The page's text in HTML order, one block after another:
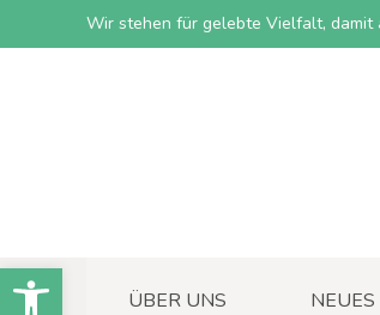
Wir stehen für gelebte Vielfalt,
ÜBER UNS NEUES
Open toolbar